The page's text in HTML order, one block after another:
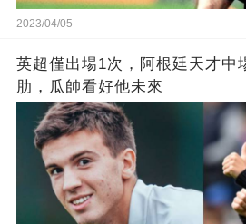
2023/04/05
英超僅出場1次，阿根廷天才中
肋，瓜帥看好他未來